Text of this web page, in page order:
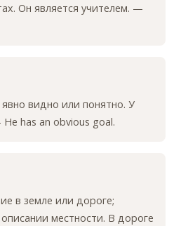
Он является учителем. —
видно или понятно. У
has an obvious goal.
в земле или дороге;
местности. В дороге